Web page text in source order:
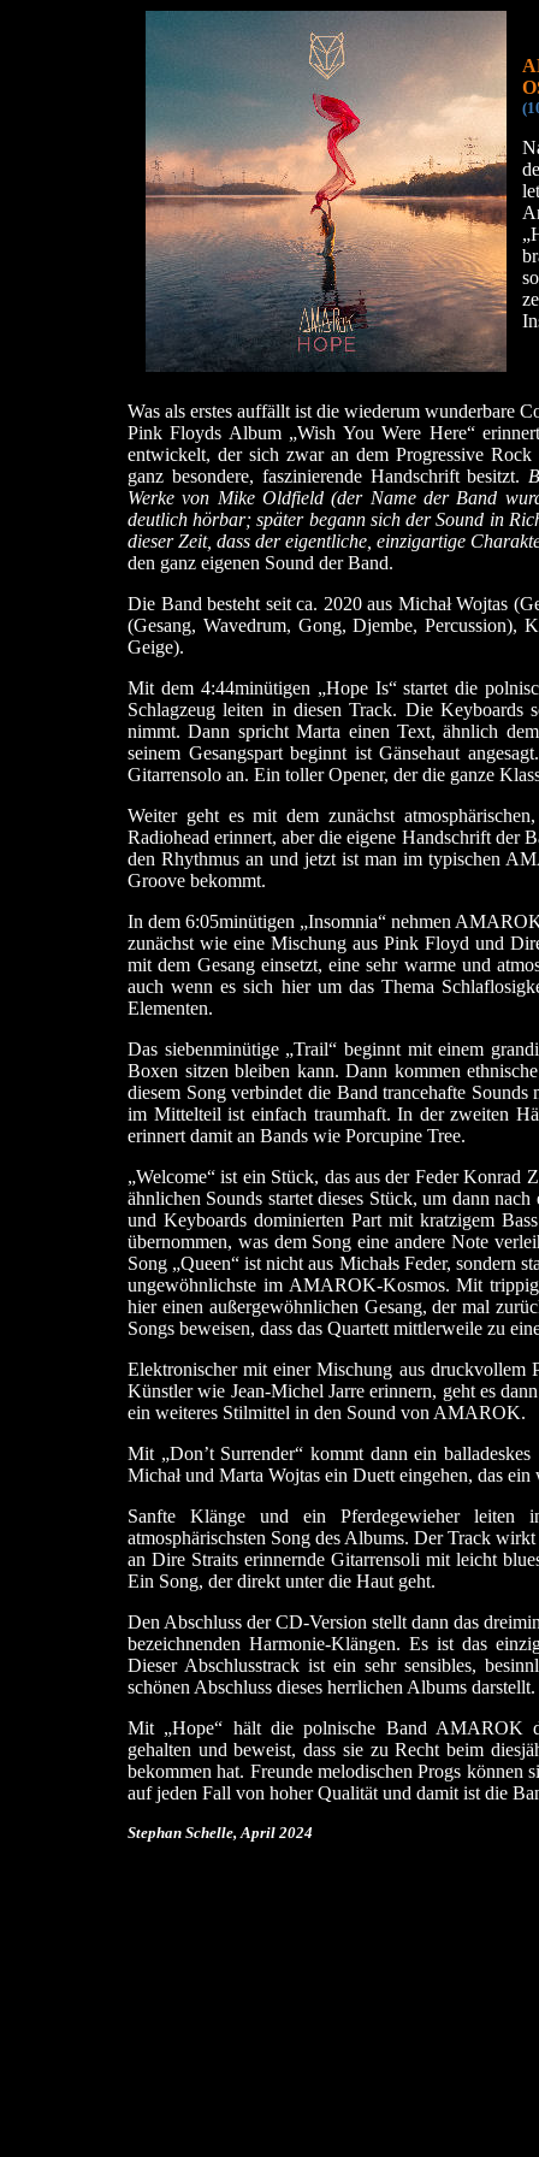
Was als erstes auffällt ist die wiederum wunderbare
Pink Floyds Album „Wish You Were Here“
entwickelt, der sich zwar an dem Progressive
ganz besondere, faszinierende Handschrift besitzt.
Werke von Mike Oldfield (der Name der Band
deutlich hörbar; später begann sich der Sound in
dieser Zeit, dass der eigentliche, einzigartige
den ganz eigenen Sound der Band.
Die Band besteht seit ca. 2020 aus Michał Wojtas
(Gesang, Wavedrum, Gong, Djembe, Percussion),
Geige).
Mit dem 4:44minütigen „Hope Is“ startet die
Schlagzeug leiten in diesen Track. Die Keyboards
nimmt. Dann spricht Marta einen Text, ähnlich
seinem Gesangspart beginnt ist Gänsehaut
Gitarrensolo an. Ein toller Opener, der die ganze
Weiter geht es mit dem zunächst
Radiohead erinnert, aber die eigene Handschrift der
den Rhythmus an und jetzt ist man im typischen
Groove bekommt.
In dem 6:05minütigen „Insomnia“ nehmen
zunächst wie eine Mischung aus Pink Floyd und
mit dem Gesang einsetzt, eine sehr warme und
auch wenn es sich hier um das Thema
Elementen.
Das siebenminütige „Trail“ beginnt mit einem
Boxen sitzen bleiben kann. Dann kommen
diesem Song verbindet die Band trancehafte
im Mittelteil ist einfach traumhaft. In der zweiten
erinnert damit an Bands wie Porcupine Tree.
„Welcome“ ist ein Stück, das aus der Feder
ähnlichen Sounds startet dieses Stück, um dann
und Keyboards dominierten Part mit kratzigem
übernommen, was dem Song eine andere Note
Song „Queen“ ist nicht aus Michałs Feder, sondern
ungewöhnlichste im AMAROK-Kosmos. Mit
hier einen außergewöhnlichen Gesang, der mal
Songs beweisen, dass das Quartett mittlerweile zu
Elektronischer mit einer Mischung aus druckvollem
Künstler wie Jean-Michel Jarre erinnern, geht es
ein weiteres Stilmittel in den Sound von AMAROK.
Mit „Don’t Surrender“ kommt dann ein
Michał und Marta Wojtas ein Duett eingehen, das
Sanfte Klänge und ein Pferdegewieher leiten
atmosphärischsten Song des Albums. Der Track
an Dire Straits erinnernde Gitarrensoli mit leicht
Ein Song, der direkt unter die Haut geht.
Den Abschluss der CD-Version stellt dann das
bezeichnenden Harmonie-Klängen. Es ist das
Dieser Abschlusstrack ist ein sehr sensibles,
schönen Abschluss dieses herrlichen Albums darstellt.
Mit „Hope“ hält die polnische Band AMAROK
gehalten und beweist, dass sie zu Recht beim
bekommen hat. Freunde melodischen Progs können
auf jeden Fall von hoher Qualität und damit ist die
Stephan Schelle, April 2024